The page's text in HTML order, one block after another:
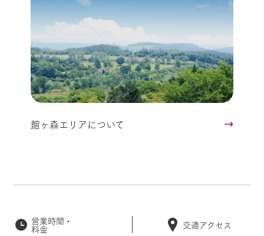
館ヶ森エリアについて
営業時間・
料金 交通アクセス